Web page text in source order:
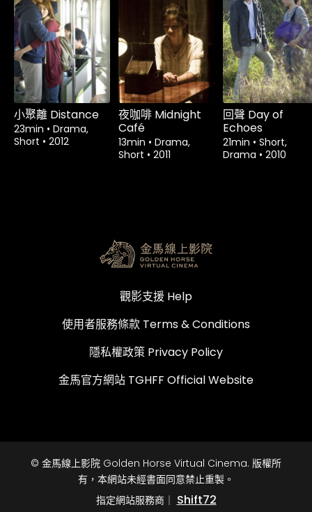
租借$1.80
小聚離 Distance
23min • Drama,
Short • 2012
租借$1.80
夜咖啡 Midnight
Café
13min • Drama,
Short • 2011
租借$1.80
回聲 Day of
Echoes
21min • Short,
Drama • 2010
觀影支援 Help
使用者服務條款 Terms & Conditions
隱私權政策 Privacy Policy
金馬官方網站 TGHFF Official Website
© 金馬線上影院 Golden Horse Virtual Cinema. 版權所
有，本網站未經書面同意禁止重製。
指定網站服務商｜ Shift72